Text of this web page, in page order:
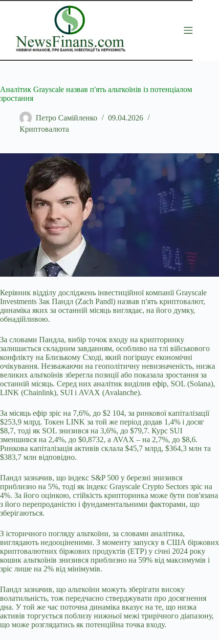
Перейти
Аналітик Grayscale назвав п'ять альткоїнів із потенціалом
зростання
Петро Самійленко
09.04.2026
Криптовалюта
Керівник відділу досліджень інвестиційної компанії Grayscale
Investments Зак Пандл (Zach Pandl) назвав п'ять криптовалют,
динаміка яких за останній місяць виглядає, на його думку,
обнадійливою.
За словами Пандла, вибір точок входу на крипторинку
залишається складним завданням, особливо на тлі військового
конфлікту на Близькому Сході, який погіршує економічні
очікування. Незважаючи на геополітичну невизначеність, низка
великих альткоїнів зберегла позиції або показала зростання за
останній місяць. Серед них аналітик виділив ефір, SOL (Solana),
LINK (Chainlink), SUI і AVAX (Avalanche).
За місяць ефір зріс на 7,6%, до $2 104, за ринкової капіталізації
$253,9 млрд. Токен LINK за той же період додав 1,4% і досяг
$8,7, тоді як SOL знизився на 3,6%, до $79,7. Курс SUI
зменшився на 2,4%, до $0,8732, а AVAX – на 2,7%, до $8,6.
Ринкова капіталізація активів склала $45,7 млрд, $364,3 млн та
$383,7 млн відповідно.
Пандл зазначив, що індекс S&P 500 у березні знизився
приблизно на 5%, тоді як індекс Grayscale Crypto Sectors зріс на
4%. За його оцінкою, стійкість крипторинка може бути пов'язана
з його перепроданістю і фундаментальними факторами, що
зберігаються.
З історичного погляду альткоїни, за словами аналітика,
виглядають недооціненими. З моменту запуску в США біржових
криптовалютних біржових продуктів (ETP) у січні 2024 року
кошик альткоїнів знизився приблизно на 59% від максимумів і
зріс лише на 2% від мінімумів.
Пандл зазначив, що альткоїни можуть зберігати високу
волатильність, тож передчасно стверджувати про досягнення
дна. У той же час поточна динаміка вказує на те, що низка
активів торгується поблизу нижньої межі трирічного діапазону,
що може розглядатись як потенційна точка входу.